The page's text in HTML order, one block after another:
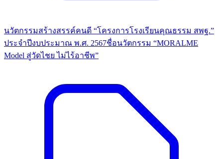
นวัตกรรมสร้างสรรค์คนดี “โครงการโรงเรียนคุณธรรม สพฐ.”
ประจำปีงบประมาณ พ.ศ. 2567ชื่อนวัตกรรม “MORALME
Model สู่วัดไชย ไม่ไร้อาชีพ”